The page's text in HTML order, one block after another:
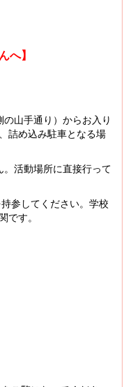
へ】
山手通り）からお入り
詰め込み駐車となる場
活動場所に直接行って
参してください。学校
です。